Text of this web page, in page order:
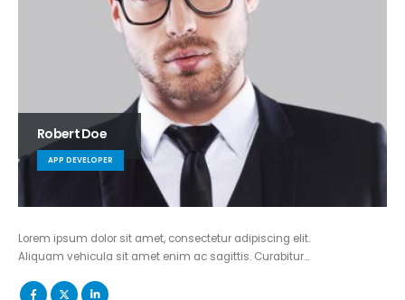
Robert Doe
APP DEVELOPER
Lorem ipsum dolor sit amet, consectetur adipiscing elit.
Aliquam vehicula sit amet enim ac sagittis. Curabitur…